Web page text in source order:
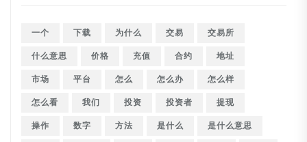
一个 下载 为什么 交易
交易所
什么意思
价格 充值 合约
地址
市场
平台 怎么 怎么办
怎么样
怎么看
我们 投资 投资者
提现
操作
数字 方法 是什么
是什么意思